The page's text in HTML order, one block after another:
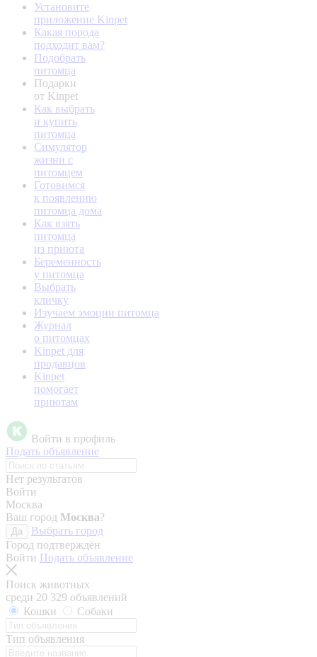
Установите
приложение Kinpet
Какая порода
подходит вам?
Подобрать
питомца
Подарки
от Kinpet
Как выбрать
и купить
питомца
Симулятор
жизни с
питомцем
Готовимся
к появлению
питомца дома
Как взять
питомца
из приюта
Беременность
у питомца
Выбрать
кличку
Изучаем эмоции питомца
Журнал
о питомцах
Kinpet для
продавцов
Kinpet
помогает
приютам
Войти в профиль
Подать объявление
Нет результатов
Войти
Москва
Ваш город Москва?
Да
Выбрать город
Город подтверждён
Войти Подать объявление
Поиск животных
среди 20 329 объявлений
Кошки
Собаки
Тип объявления